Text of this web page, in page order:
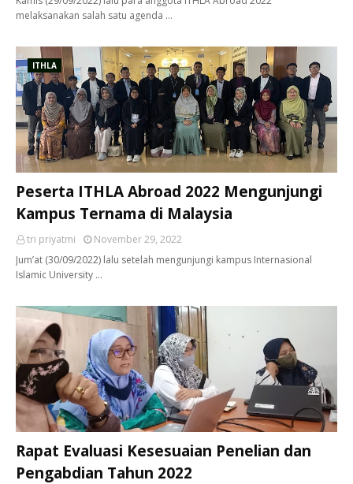
melaksanakan salah satu agenda …
ITHLA
Peserta ITHLA Abroad 2022 Mengunjungi
Kampus Ternama di Malaysia
tri priyatmi
November 29, 2022
Jum’at (30/09/2022) lalu setelah mengunjungi kampus Internasional
Islamic University …
Rapat Evaluasi Kesesuaian Penelian dan
Pengabdian Tahun 2022